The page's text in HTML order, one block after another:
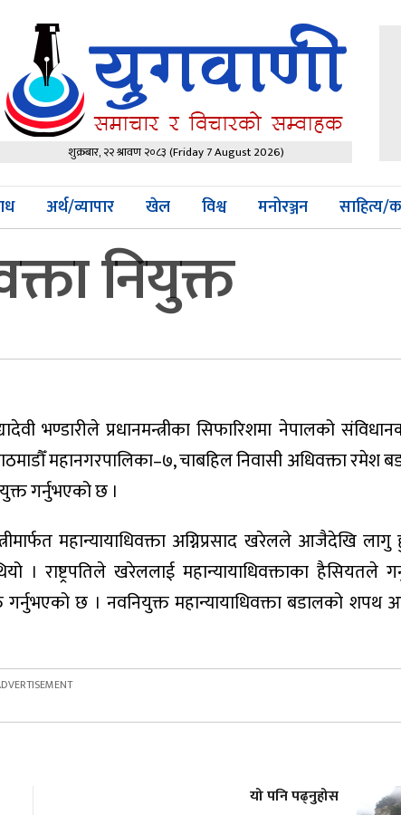
शुक्रबार, २२ श्रावण २०८३(Friday 7 August 2026)
अर्थ/व्यापार खेल विश्व मनोरञ्जन साहित्य/
नियुक्त
भण्डारीले प्रधानमन्त्रीका सिफारिशमा नेपालको
महानगरपालिका–७, चाबहिल निवासी अधिवक्ता रमेश
गर्नुभएको छ ।
महान्यायाधिवक्ता अग्निप्रसाद खरेलले आजैदेखि
। राष्ट्रपतिले खरेललाई महान्यायाधिवक्ताका हैसियतले
गर्नुभएको छ । नवनियुक्त महान्यायाधिवक्ता बडालको शपथ
यो पनि पढ्नुहोस